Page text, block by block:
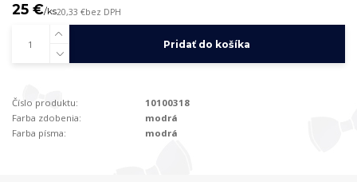
25 €/ks20,33 €bez DPH
Pridať do košíka
Číslo produktu:
10100318
Farba zdobenia:
modrá
Farba písma:
modrá